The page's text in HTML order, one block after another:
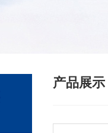
产品展示